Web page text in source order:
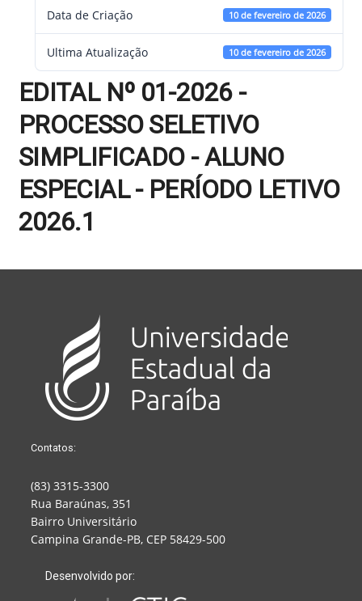
Data de Criação 10 de fevereiro de 2026
Ultima Atualização 10 de fevereiro de 2026
EDITAL Nº 01-2026 -
PROCESSO SELETIVO
SIMPLIFICADO - ALUNO
ESPECIAL - PERÍODO LETIVO
2026.1
Contatos:
(83) 3315-3300
Rua Baraúnas, 351
Bairro Universitário
Campina Grande-PB, CEP 58429-500
Desenvolvido por: